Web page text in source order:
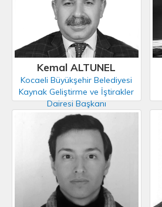
Kemal ALTUNEL
Kocaeli Büyükşehir Belediyesi
Kaynak Geliştirme ve İştirakler
Dairesi Başkanı